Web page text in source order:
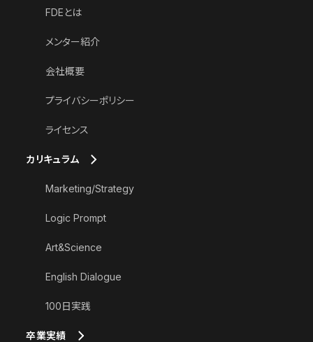
FDEとは
メンター紹介
会社概要
プライバシーポリシー
ライセンス
カリキュラム
Marketing/Strategy
Logic Prompt
Art&Science
English Dialogue
100日実践
卒業実績